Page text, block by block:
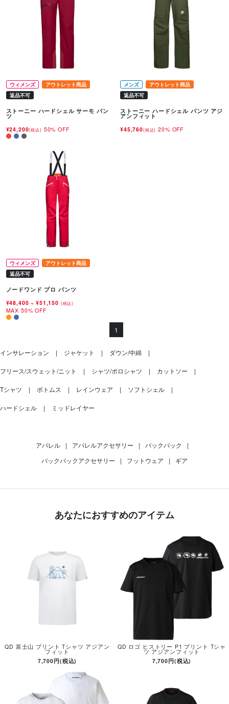
ウィメンズ
アウトレット商品
返品不可
ストーニー ハードシェル サーモ パン
ツ
¥24,200(税込) 50% OFF
メンズ
アウトレット商品
返品不可
ストーニー ハードシェル パンツ アジ
アンフィット
¥45,760(税込) 20% OFF
ウィメンズ
アウトレット商品
返品不可
ノードワンド プロ パンツ
¥48,400~ ¥51,150 (税込)
MAX 50% OFF
1
インサレーション ジャケット ダウン/中綿
フリース/スウェット/ニット シャツ/ポロシャツ カットソー
Tシャツ ボトムス レインウェア ソフトシェル
ハードシェル ミッドレイヤー
アパレル | アパレルアクセサリー | バックパック
|
バックパックアクセサリー
| フットウェア | ギア
あなたにおすすめのアイテム
QD 富士山 プリント Tシャツ アジアン
フィット
7,700円(税込)
QD ロゴ ヒストリー P1 プリント Tシャ
ツ アジアンフィット
7,700円(税込)